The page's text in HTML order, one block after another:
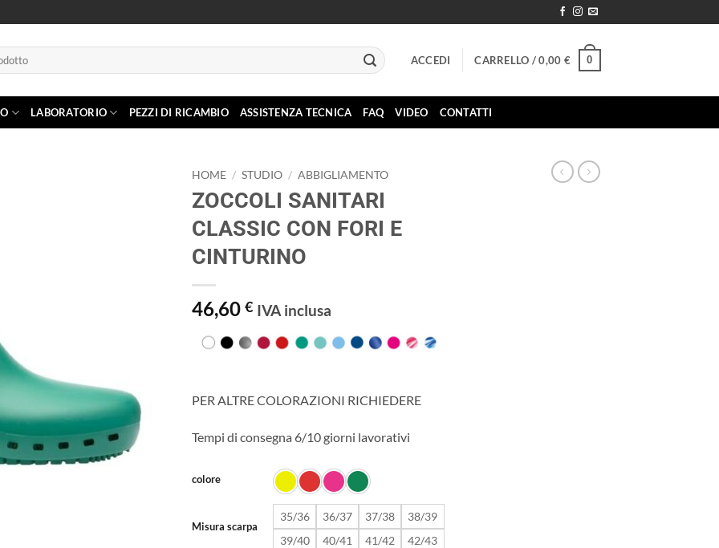
ACCEDI CARRELLO /0,00 € 0
LABORATORIO PEZZI DI RICAMBIO ASSISTENZA TECNICA FAQ VIDEO CONTATTI
HOME / STUDIO / ABBIGLIAMENTO
ZOCCOLI SANITARI
CLASSIC CON FORI E
CINTURINO
46,60 € IVA inclusa
PER ALTRE COLORAZIONI RICHIEDERE
Tempi di consegna 6/10 giorni lavorativi
colore
Misura scarpa
35/36 36/37 37/38
38/39
39/40
40/41 41/42 42/43